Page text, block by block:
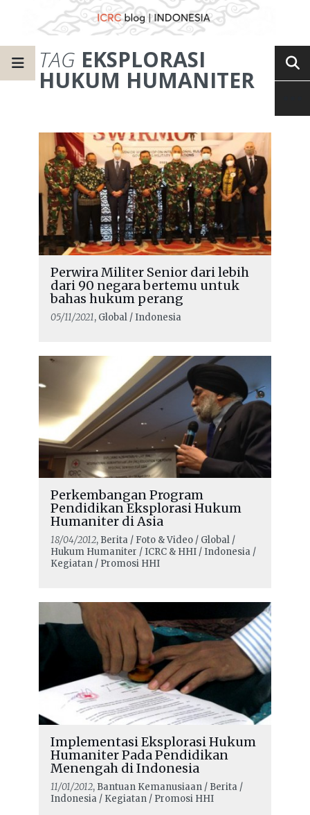
TAG EKSPLORASI
HUKUM HUMANITER
Perwira Militer Senior dari lebih
dari 90 negara bertemu untuk
bahas hukum perang
05/11/2021, Global / Indonesia
Perkembangan Program
Pendidikan Eksplorasi Hukum
Humaniter di Asia
18/04/2012, Berita / Foto & Video / Global /
Hukum Humaniter / ICRC & HHI / Indonesia /
Kegiatan / Promosi HHI
Implementasi Eksplorasi Hukum
Humaniter Pada Pendidikan
Menengah di Indonesia
11/01/2012, Bantuan Kemanusiaan / Berita /
Indonesia / Kegiatan / Promosi HHI